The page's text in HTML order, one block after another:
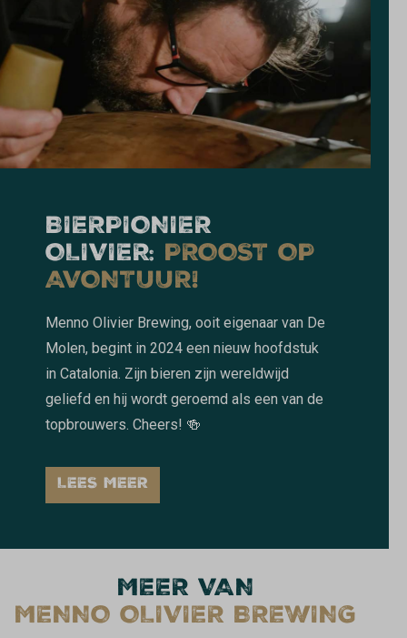
BIERPIONIER
OLIVIER: PROOST OP
AVONTUUR!
Menno Olivier Brewing, ooit eigenaar van De
Molen, begint in 2024 een nieuw hoofdstuk
in Catalonia. Zijn bieren zijn wereldwijd
geliefd en hij wordt geroemd als een van de
topbrouwers. Cheers! 🍻
LEES MEER
MEER VAN
MENNO OLIVIER BREWING